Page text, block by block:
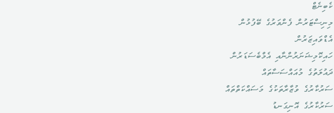
ކެބިނެޓް
މިނިސްޓަރުން ފެންވަރުގެ ބޭފުޅުން
އެޑްވައިޒަރުން
ހައިކޮމިޝަނަރުންނާއި އެމްބެސަޑަރުން
ދައުލަތުގެ މުއައްސަސާތައް
ސަރުކާރުގެ ވުޒާރާތަކުގެ މަސައްކަތްތައް
ސަރުކާރުގެ އޮނިގަނޑު